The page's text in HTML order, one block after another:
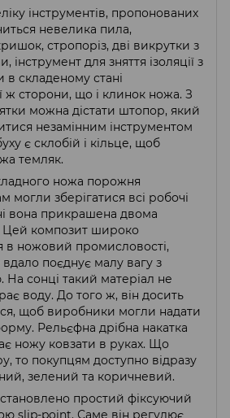
інструментів, пропонованих
невелика пила,
стропоріз, дві викрутки з
для зняття ізоляції з
в складеному стані
ж сторони, що і клинок ножа. З
можна дістати штопор, який
незамінним інструментом
є склобій і кільце, щоб
темляк.
ножа порожня
могли зберігатися всі робочі
вона прикрашена двома
Цей композит широко
в ножовий промисловості,
вдало поєднує малу вагу з
На сонці такий матеріал не
воду. До того ж, він досить
щоб виробники могли надати
Рельєфна дрібна накатка
ножу ковзати в руках. Що
то покупцям доступно відразу
зелений та коричневий.
простий фіксуючий